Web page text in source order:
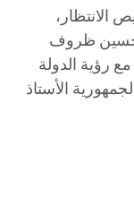
الانتظار،
ظروف
رؤية الدولة
الأستاذ